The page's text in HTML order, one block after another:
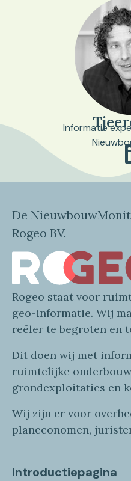
Informatie
De
Rogeo BV.
Rogeo staat voor
geo-informatie. Wij
reëler te begroten en
Dit doen wij met
ruimtelijke
grondexploitaties en
Wij zijn er voor
planeconomen,
Introductiepagina